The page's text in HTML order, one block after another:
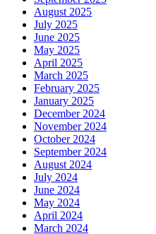
August 2025
July 2025
June 2025
May 2025
April 2025
March 2025
February 2025
January 2025
December 2024
November 2024
October 2024
September 2024
August 2024
July 2024
June 2024
May 2024
April 2024
March 2024